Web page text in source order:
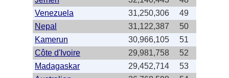
Venezuela
31,250,306
49
Nepal
31,122,387
50
Kamerun
30,966,105
51
Côte d'Ivoire
29,981,758
52
Madagaskar
29,452,714
53